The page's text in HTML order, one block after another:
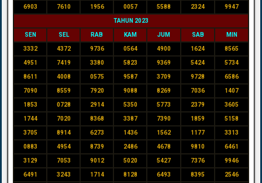
6903 7610 1956 0057 5588 2324 9947
TAHUN 2023
SEN SEL RAB KAM JUM SAB MIN
3332 4372 9736 0564 4900 1624 8565
4951 7419 3380 5823 9369 5424 5734
8611 4008 0575 9587 3709 9728 6586
7090 8559 7920 9088 8269 7036 1407
1853 0728 2914 5350 5773 2379 3605
1744 7020 8368 3387 7390 1859 5158
3705 8914 6273 1436 1562 1177 3313
0883 4954 8739 2486 4678 9810 6461
3129 7053 9012 5020 5427 7376 9946
6491 3243 1714 8128 6493 8395 2546